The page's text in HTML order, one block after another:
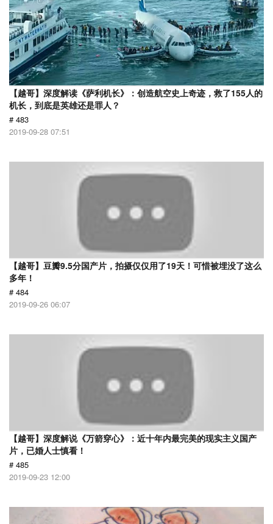
【越哥】深度解读《萨利机长》：创造航空史上奇迹，救了155人的
机长，到底是英雄还是罪人？
# 483
2019-09-28 07:51
【越哥】豆瓣9.5分国产片，拍摄仅仅用了19天！可惜被埋没了这么
多年！
# 484
2019-09-26 06:07
【越哥】深度解说《万箭穿心》：近十年内最完美的现实主义国产
片，已婚人士慎看！
# 485
2019-09-23 12:00